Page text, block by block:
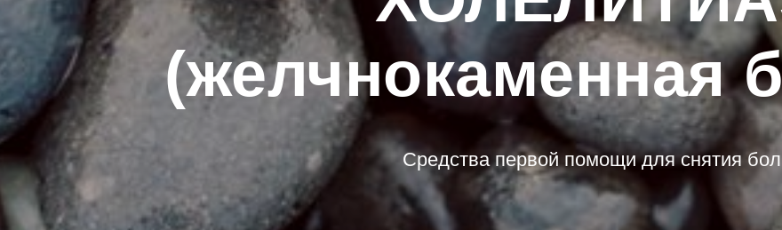
(желчнокаменная
Средства первой помощи для снятия